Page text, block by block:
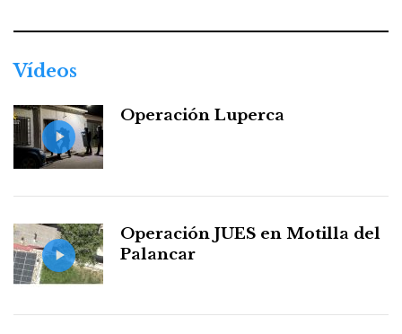
Vídeos
Operación Luperca
Operación JUES en Motilla del
Palancar